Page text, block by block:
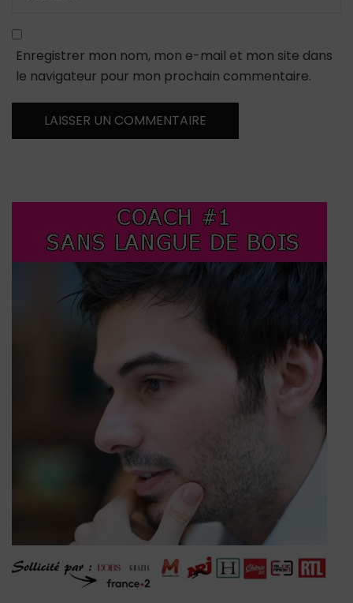
Enregistrer mon nom, mon e-mail et mon site dans
le navigateur pour mon prochain commentaire.